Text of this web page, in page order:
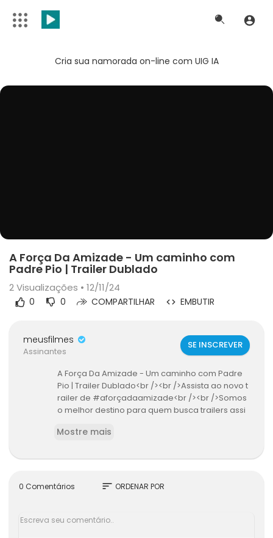
Cria sua namorada on-line com UIG IA
A Força Da Amizade - Um caminho com
Padre Pio | Trailer Dublado
2Visualizações • 12/11/24
0 0 COMPARTILHAR EMBUTIR
meusfilmes
Assinantes
SE INSCREVER
A Força Da Amizade - Um caminho com Padre
Pio | Trailer Dublado<br /><br />Assista ao novo t
railer de #aforçadaamizade<br /><br />Somos
o melhor destino para quem busca trailers assi
fã de cinema como a gente, INSCREVA-SE e rec
os!<br /><br />► Baixe nossos apps:<br />Andro
gl/hFbnMY<br /><br />► Compre ingressos par
https://bit.ly/34bD7k7<br /><br />► Curta a Ingre
Mostre mais
0 Comentários sort ORDENAR POR